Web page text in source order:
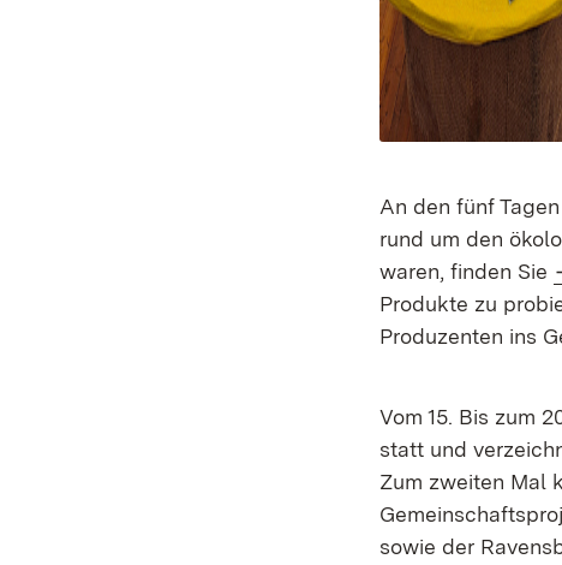
An den fünf
rund um den
waren, finden Sie
Produkte zu
Produzenten ins
Vom 15. Bis zum
statt und
Zum zweiten Mal
sowie der